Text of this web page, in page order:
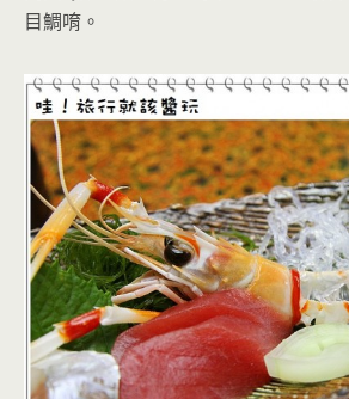
目鯛唷。